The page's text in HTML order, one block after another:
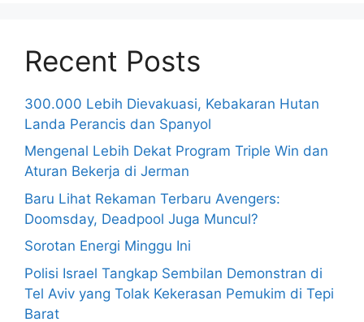
Recent Posts
300.000 Lebih Dievakuasi, Kebakaran Hutan
Landa Perancis dan Spanyol
Mengenal Lebih Dekat Program Triple Win dan
Aturan Bekerja di Jerman
Baru Lihat Rekaman Terbaru Avengers:
Doomsday, Deadpool Juga Muncul?
Sorotan Energi Minggu Ini
Polisi Israel Tangkap Sembilan Demonstran di
Tel Aviv yang Tolak Kekerasan Pemukim di Tepi
Barat